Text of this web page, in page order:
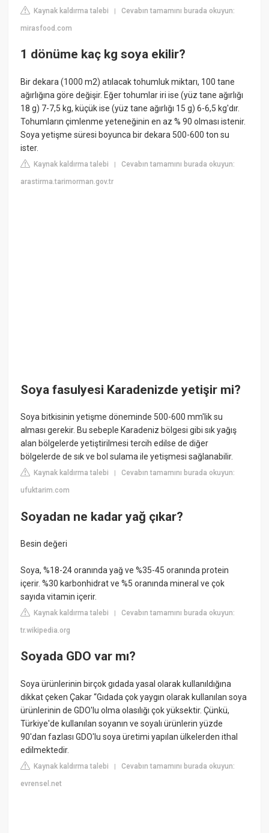
Kaynak kaldırma talebi |Cevabın tamamını burada okuyun:
mirasfood.com
1 dönüme kaç kg soya ekilir?
Bir dekara (1000 m2) atılacak tohumluk miktarı, 100 tane
ağırlığına göre değişir. Eğer tohumlar iri ise (yüz tane ağırlığı
18 g) 7-7,5 kg, küçük ise (yüz tane ağırlığı 15 g) 6-6,5 kg'dır.
Tohumların çimlenme yeteneğinin en az % 90 olması istenir.
Soya yetişme süresi boyunca bir dekara 500-600 ton su
ister.
Kaynak kaldırma talebi |Cevabın tamamını burada okuyun:
arastirma.tarimorman.gov.tr
Soya fasulyesi Karadenizde yetişir mi?
Soya bitkisinin yetişme döneminde 500-600 mm'lik su
alması gerekir. Bu sebeple Karadeniz bölgesi gibi sık yağış
alan bölgelerde yetiştirilmesi tercih edilse de diğer
bölgelerde de sık ve bol sulama ile yetişmesi sağlanabilir.
Kaynak kaldırma talebi |Cevabın tamamını burada okuyun:
ufuktarim.com
Soyadan ne kadar yağ çıkar?
Besin değeri
Soya, %18-24 oranında yağ ve %35-45 oranında protein
içerir. %30 karbonhidrat ve %5 oranında mineral ve çok
sayıda vitamin içerir.
Kaynak kaldırma talebi |Cevabın tamamını burada okuyun:
tr.wikipedia.org
Soyada GDO var mı?
Soya ürünlerinin birçok gıdada yasal olarak kullanıldığına
dikkat çeken Çakar “Gıdada çok yaygın olarak kullanılan soya
ürünlerinin de GDO'lu olma olasılığı çok yüksektir. Çünkü,
Türkiye'de kullanılan soyanın ve soyalı ürünlerin yüzde
90'dan fazlası GDO'lu soya üretimi yapılan ülkelerden ithal
edilmektedir.
Kaynak kaldırma talebi |Cevabın tamamını burada okuyun:
evrensel.net